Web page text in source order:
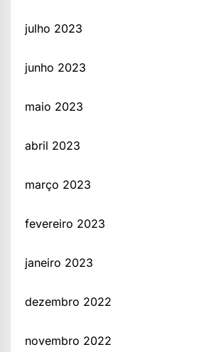
julho 2023
junho 2023
maio 2023
abril 2023
março 2023
fevereiro 2023
janeiro 2023
dezembro 2022
novembro 2022